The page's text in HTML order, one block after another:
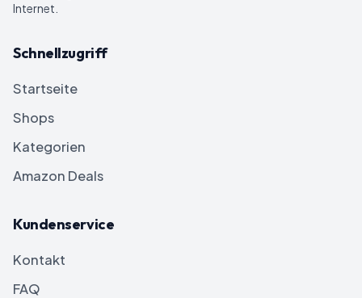
Internet.
Schnellzugriff
Startseite
Shops
Kategorien
Amazon Deals
Kundenservice
Kontakt
FAQ